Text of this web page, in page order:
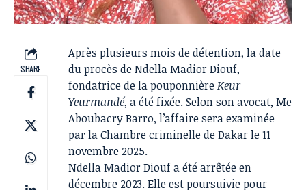
SHARE
Après plusieurs mois de détention, la date
du procès de Ndella Madior Diouf,
fondatrice de la pouponnièreKeur
Yeurmandé, a été fixée. Selon son avocat, Me
Aboubacry Barro, l’affaire sera examinée
par la Chambre criminelle de Dakar le 11
novembre 2025.
Ndella Madior Diouf a été arrêtée en
décembre 2023. Elle est poursuivie pour